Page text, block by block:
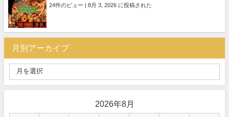
24件のビュー | 8月 3, 2026 に投稿された
月別アーカイブ
2026年8月